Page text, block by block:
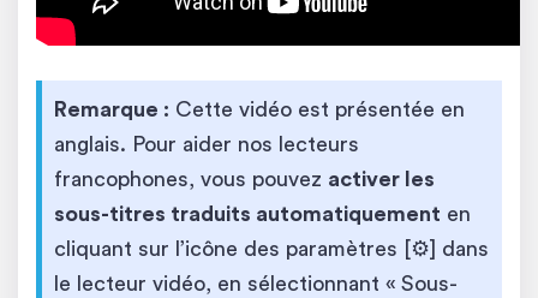
Remarque : Cette vidéo est présentée en
anglais. Pour aider nos lecteurs
francophones, vous pouvez activer les
sous-titres traduits automatiquement en
cliquant sur l’icône des paramètres [⚙️] dans
le lecteur vidéo, en sélectionnant « Sous-